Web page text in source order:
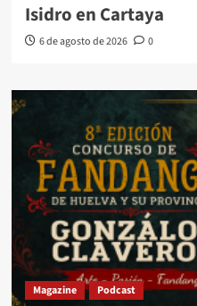
Isidro en Cartaya
6 de agosto de 2026 0
Magazine Podcast